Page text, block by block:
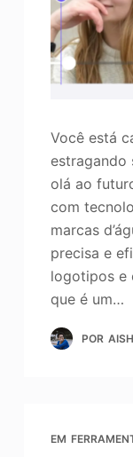
Você está
estragando
olá ao
com
marcas
precisa e
logotipos e
que é um…
POR
EM